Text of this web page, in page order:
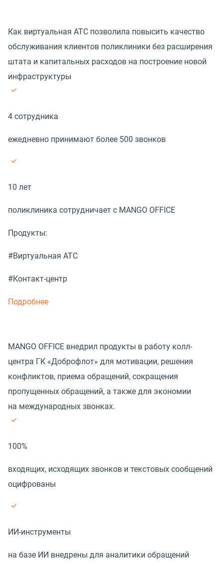
Как виртуальная АТС позволила повысить качество
обслуживания клиентов поликлиники без расширения
штата и капитальных расходов на построение новой
инфраструктуры
4 сотрудника
ежедневно принимают более 500 звонков
10 лет
поликлиника сотрудничает с MANGO OFFICE
Продукты:
#Виртуальная АТС
#Контакт-центр
Подробнее
MANGO OFFICE внедрил продукты в работу колл-
центра ГК «Доброфлот» для мотивации, решения
конфликтов, приема обращений, сокращения
пропущенных обращений, а также для экономии
на международных звонках.
100%
входящих, исходящих звонков и текстовых сообщений
оцифрованы
ИИ-инструменты
на базе ИИ внедрены для аналитики обращений